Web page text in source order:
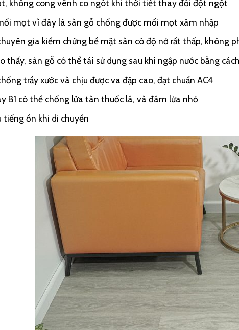
không cong vênh co ngót khi thời tiết thay đổi đột ngột
mọt vì đây là sàn gỗ chống được mối mọt xâm nhập
gia kiểm chứng bề mặt sàn có độ nở rất thấp, không
thấy, sàn gỗ có thể tái sử dụng sau khi ngập nước bằng
trầy xước và chịu được va đập cao, đạt chuẩn AC4
B1 có thể chống lửa tàn thuốc lá, và đám lửa nhỏ
tiếng ồn khi di chuyển